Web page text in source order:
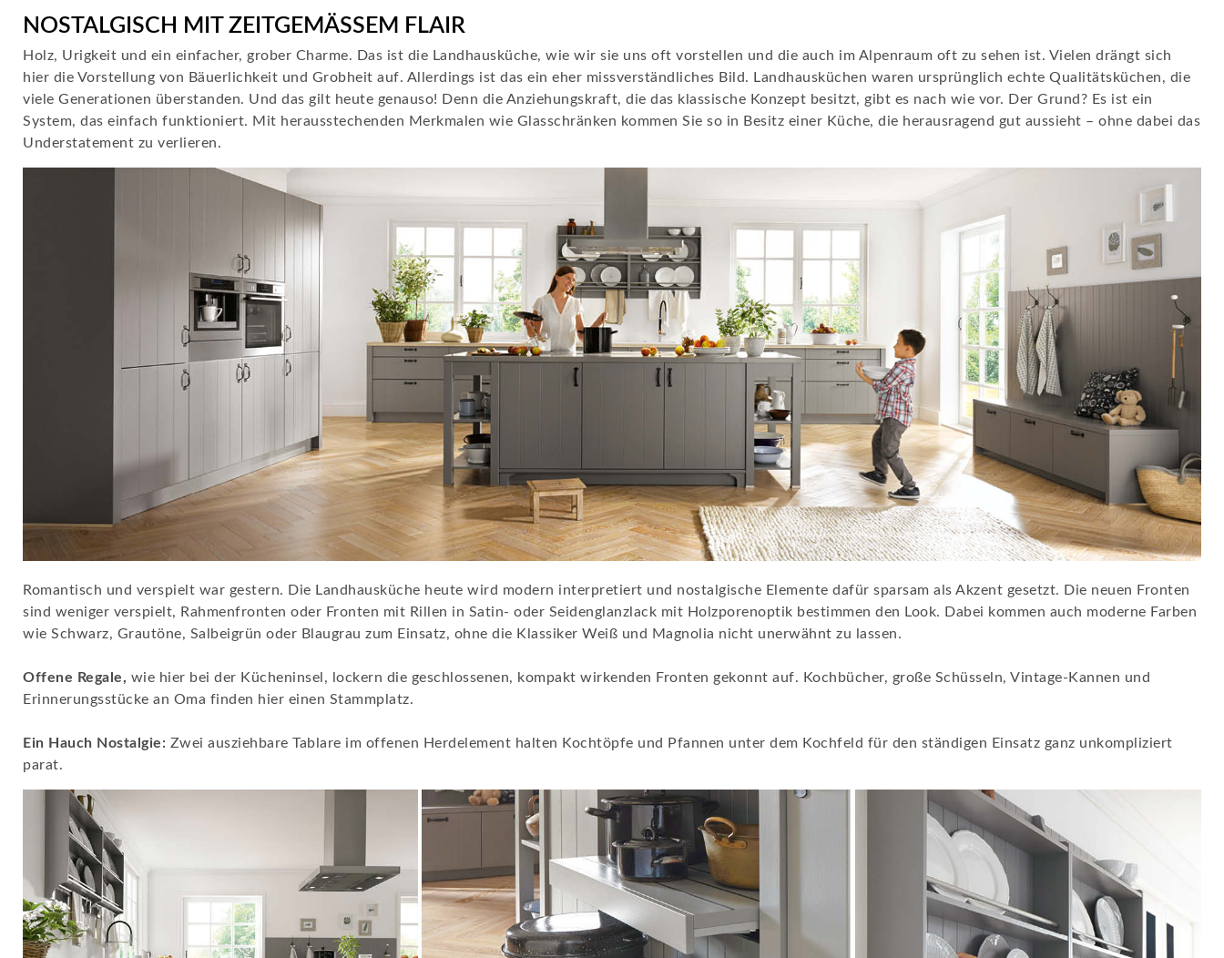
NOSTALGISCH MIT ZEITGEMÄSSEM FLAIR
Holz, Urigkeit und ein einfacher, grober Charme. Das ist die Landhausküche, wie wir sie uns oft vorstellen und die auch im Alpenraum oft zu sehen ist. Vielen drängt sich
hier die Vorstellung von Bäuerlichkeit und Grobheit auf. Allerdings ist das ein eher missverständliches Bild. Landhausküchen waren ursprünglich echte Qualitätsküchen, die
viele Generationen überstanden. Und das gilt heute genauso! Denn die Anziehungskraft, die das klassische Konzept besitzt, gibt es nach wie vor. Der Grund? Es ist ein
System, das einfach funktioniert. Mit herausstechenden Merkmalen wie Glasschränken kommen Sie so in Besitz einer Küche, die herausragend gut aussieht – ohne dabei das
Understatement zu verlieren.
Romantisch und verspielt war gestern. Die Landhausküche heute wird modern interpretiert und nostalgische Elemente dafür sparsam als Akzent gesetzt. Die neuen Fronten
sind weniger verspielt, Rahmenfronten oder Fronten mit Rillen in Satin- oder Seidenglanzlack mit Holzporenoptik bestimmen den Look. Dabei kommen auch moderne Farben
wie Schwarz, Grautöne, Salbeigrün oder Blaugrau zum Einsatz, ohne die Klassiker Weiß und Magnolia nicht unerwähnt zu lassen.
Offene Regale, wie hier bei der Kücheninsel, lockern die geschlossenen, kompakt wirkenden Fronten gekonnt auf. Kochbücher, große Schüsseln, Vintage-Kannen und
Erinnerungsstücke an Oma finden hier einen Stammplatz.
Ein Hauch Nostalgie: Zwei ausziehbare Tablare im offenen Herdelement halten Kochtöpfe und Pfannen unter dem Kochfeld für den ständigen Einsatz ganz unkompliziert
parat.